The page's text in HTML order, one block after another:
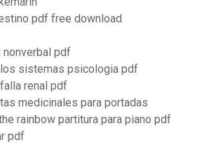
pdf free download
nonverbal pdf
sistemas psicologia pdf
renal pdf
medicinales para portadas
rainbow partitura para piano pdf
pdf